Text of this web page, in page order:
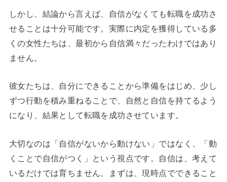
しかし、結論から言えば、自信がなくても転職を成功さ
せることは十分可能です。実際に内定を獲得している多
くの女性たちは、最初から自信満々だったわけではあり
ません。
彼女たちは、自分にできることから準備をはじめ、少し
ずつ行動を積み重ねることで、自然と自信を持てるよう
になり、結果として転職を成功させています。
大切なのは「自信がないから動けない」ではなく、「動
くことで自信がつく」という視点です。自信は、考えて
いるだけでは育ちません。まずは、現時点でできること